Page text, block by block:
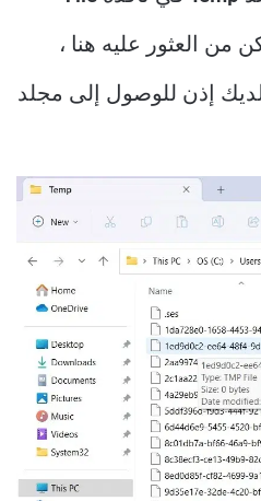
من العثور عليه هنا ،
إذن للوصول إلى مجلد